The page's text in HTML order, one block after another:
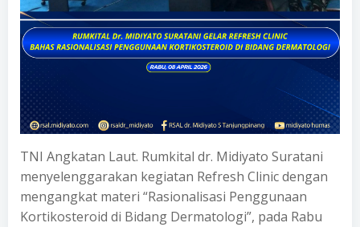
TNI Angkatan Laut. Rumkital dr. Midiyato Suratani
menyelenggarakan kegiatan Refresh Clinic dengan
mengangkat materi “Rasionalisasi Penggunaan
Kortikosteroid di Bidang Dermatologi”, pada Rabu